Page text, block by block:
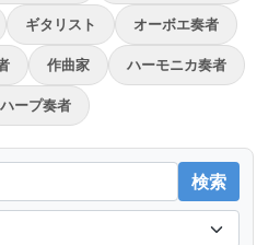
ギタリスト オーボエ奏者
作曲家 ハーモニカ奏者
ハープ奏者